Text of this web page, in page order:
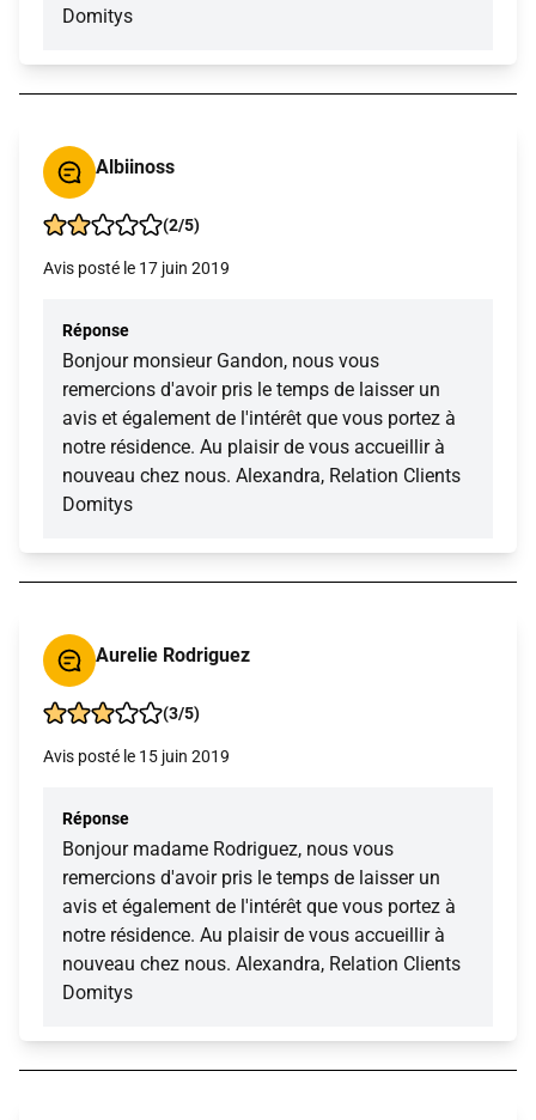
Domitys
Albiinoss
(2/5)
Avis posté le 17 juin 2019
Réponse
Bonjour monsieur Gandon, nous vous
remercions d'avoir pris le temps de laisser un
avis et également de l'intérêt que vous portez à
notre résidence. Au plaisir de vous accueillir à
nouveau chez nous. Alexandra, Relation Clients
Domitys
Aurelie Rodriguez
(3/5)
Avis posté le 15 juin 2019
Réponse
Bonjour madame Rodriguez, nous vous
remercions d'avoir pris le temps de laisser un
avis et également de l'intérêt que vous portez à
notre résidence. Au plaisir de vous accueillir à
nouveau chez nous. Alexandra, Relation Clients
Domitys